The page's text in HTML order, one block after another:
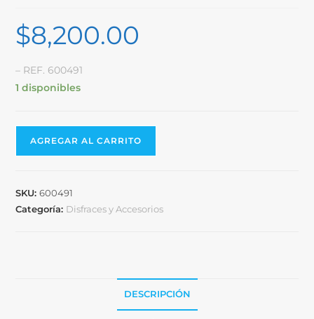
$8,200.00
– REF. 600491
1 disponibles
AGREGAR AL CARRITO
SKU:600491
Categoría: Disfraces y Accesorios
DESCRIPCIÓN